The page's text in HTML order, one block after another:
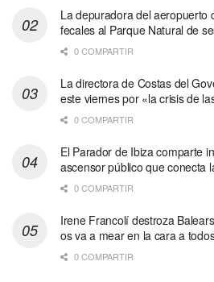
La depuradora del aeropuerto
fecales al Parque Natural de
0 COMPARTIR
La directora de Costas del
este viernes por «la crisis de
0 COMPARTIR
El Parador de Ibiza comparte
ascensor público que conecta
0 COMPARTIR
Irene Francolí destroza
os va a mear en la cara a
0 COMPARTIR